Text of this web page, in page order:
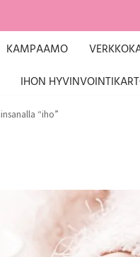
KAMPAAMO
IHON
“iho”